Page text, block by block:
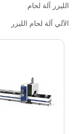
الليزر آلة لحام
الآلي آلة لحام الليزر